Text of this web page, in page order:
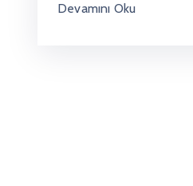
Devamını Oku